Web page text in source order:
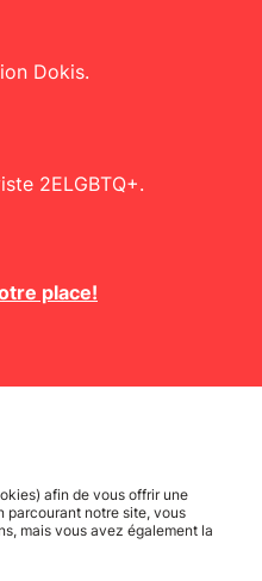
afin de vous offrir une
parcourant notre site, vous
mais vous avez également la
Dokis.
2ELGBTQ+.
place!